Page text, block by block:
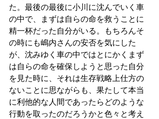
た。最後の最後に小川に沈んでいく車
の中で、まずは自らの命を救うことに
精一杯だった自分がいる。もちろんそ
の時にも嶋内さんの安否を気にした
が、沈みゆく車の中ではとにかくまず
は自らの命を確保しようと思った自分
を見た時に、それは生存戦略上仕方の
ないことに思ながらも、果たして本当
に利他的な人間であったらどのような
行動を取ったのだろうかと色々と考え